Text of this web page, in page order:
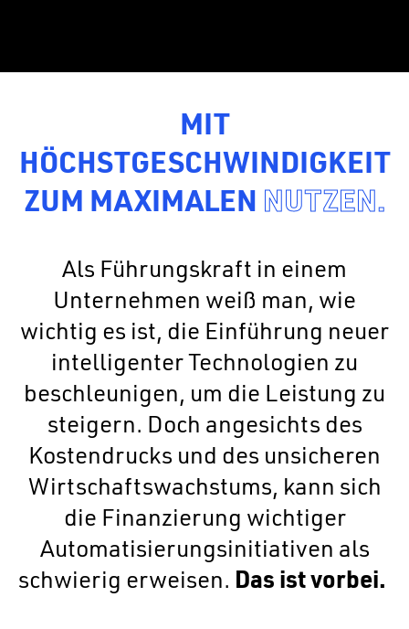
MIT
HÖCHSTGESCHWINDIGKEIT
ZUM MAXIMALEN NUTZEN.
Als Führungskraft in einem
Unternehmen weiß man, wie
wichtig es ist, die Einführung neuer
intelligenter Technologien zu
beschleunigen, um die Leistung zu
steigern. Doch angesichts des
Kostendrucks und des unsicheren
Wirtschaftswachstums, kann sich
die Finanzierung wichtiger
Automatisierungsinitiativen als
schwierig erweisen. Das ist vorbei.